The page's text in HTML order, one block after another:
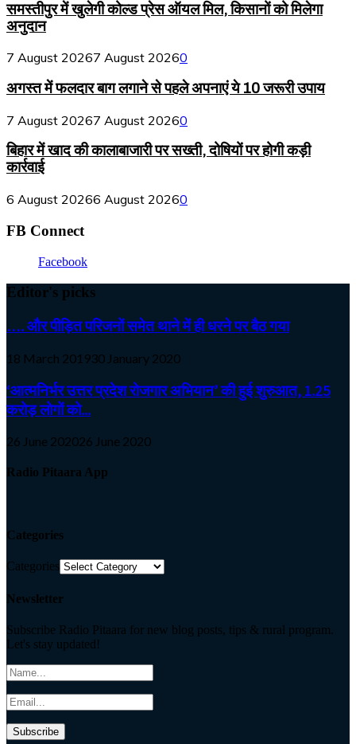
समस्तीपुर में खुलेगी कोल्ड प्रेस ऑयल मिल, किसानों को मिलेगा
अनुदान
7 August 20267 August 20260
अगस्त में फलदार बाग लगाने से पहले अपनाएं ये 10 जरूरी उपाय
7 August 20267 August 20260
बिहार में खाद की कालाबाजारी पर सख्ती, दोषियों पर होगी कड़ी
कार्रवाई
6 August 20266 August 20260
FB Connect
Facebook
Editor's picks
…. और पीड़ित परिजनों समेत थाने में ही धरने पर बैठ गया
18 March 201930 January 2020
‘आत्मनिर्भर उत्तर प्रदेश रोजगार अभियान’ की हुई शुरुआत, 1.25
करोड़ लोगों को...
26 June 202026 June 2020
Radio Pitaara App
Categories
Categories
Newsletter
Subscribe Radio Pitaara for new blog posts, tips & rural program.
Let's stay updated!